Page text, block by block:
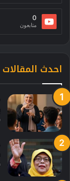
0
متابعون
احدث المقالات